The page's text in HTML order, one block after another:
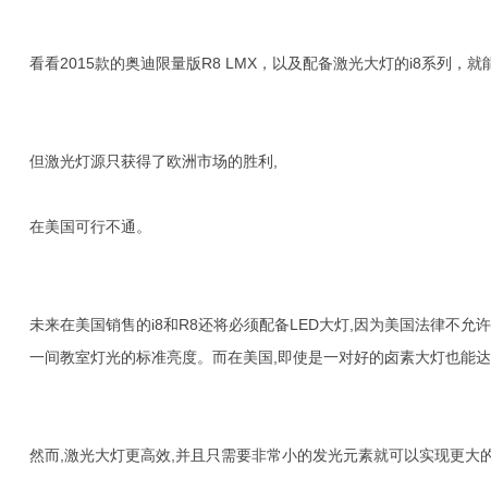
看看2015款的奥迪限量版R8 LMX，以及配备激光大灯的i8系列，就
但激光灯源只获得了欧洲市场的胜利,
在美国可行不通。
未来在美国销售的i8和R8还将必须配备LED大灯,因为美国法律不允
一间教室灯光的标准亮度。而在美国,即使是一对好的卤素大灯也能
然而,激光大灯更高效,并且只需要非常小的发光元素就可以实现更